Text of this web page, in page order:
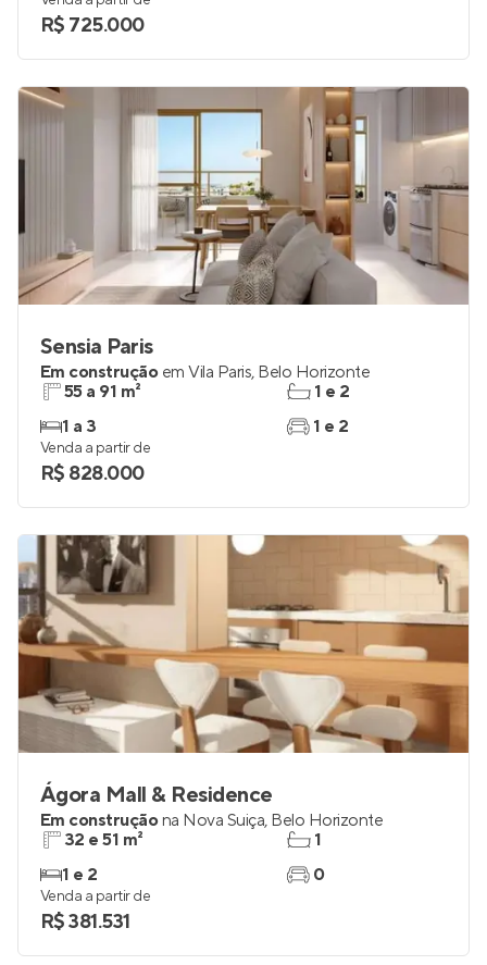
R$ 725.000
Sensia Paris
Em construção em Vila Paris, Belo Horizonte
55 a 91 m²
1 a 3
1 e 2
1 e 2
Venda a partir de
R$ 828.000
Ágora Mall & Residence
Em construçãona Nova Suiça, Belo Horizonte
32 e 51 m²
1 e 2
1
0
Venda a partir de
R$ 381.531